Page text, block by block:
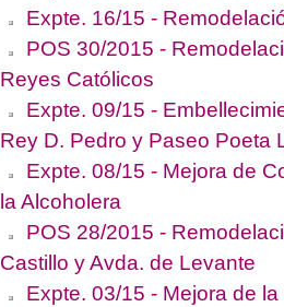
Expte. 16/15 -
POS 30/2015 -
Reyes Católicos
Expte. 09/15 -
Rey D. Pedro y Paseo Poeta
Expte. 08/15 - Mejora de
la Alcoholera
POS 28/2015 -
Castillo y Avda. de Levante
Expte. 03/15 - Mejora de